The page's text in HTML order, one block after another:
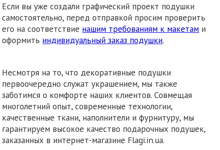
Если вы уже создали графический проект подушки
самостоятельно, перед отправкой просим проверить
его на соответствие нашим требованиям к макетам и
оформить индивидуальный заказ подушки.
Несмотря на то, что декоративные подушки
первоочередно служат украшением, мы также
заботимся о комфорте наших клиентов. Совмещая
многолетний опыт, современные технологии,
качественные ткани, наполнители и фурнитуру, мы
гарантируем высокое качество подарочных подушек,
заказанных в интернет-магазине Flagi.in.ua.